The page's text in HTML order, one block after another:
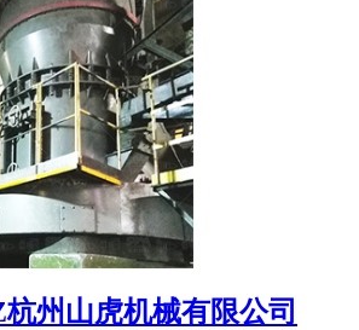
州山虎机械有限公司